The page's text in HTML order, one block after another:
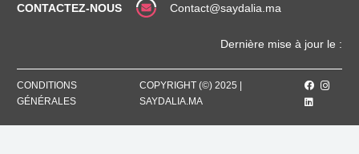
CONTACTEZ-NOUS Contact@saydalia.ma
Dernière mise à jour le :
CONDITIONS
GÉNÉRALES
COPYRIGHT (©) 2025 |
SAYDALIA.MA